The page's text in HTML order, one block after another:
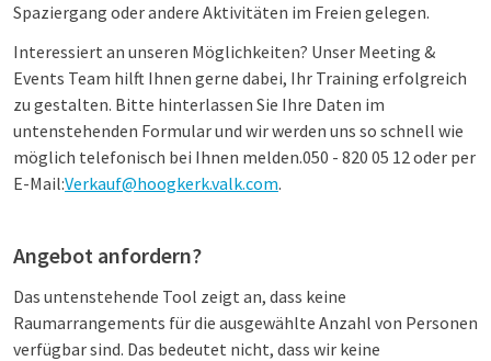
Spaziergang oder andere Aktivitäten im Freien gelegen.
Interessiert an unseren Möglichkeiten? Unser Meeting &
Events Team hilft Ihnen gerne dabei, Ihr Training erfolgreich
zu gestalten. Bitte hinterlassen Sie Ihre Daten im
untenstehenden Formular und wir werden uns so schnell wie
möglich telefonisch bei Ihnen melden.050 - 820 05 12 oder per
E-Mail:Verkauf@hoogkerk.valk.com.
Angebot anfordern?
Das untenstehende Tool zeigt an, dass keine
Raumarrangements für die ausgewählte Anzahl von Personen
verfügbar sind. Das bedeutet nicht, dass wir keine